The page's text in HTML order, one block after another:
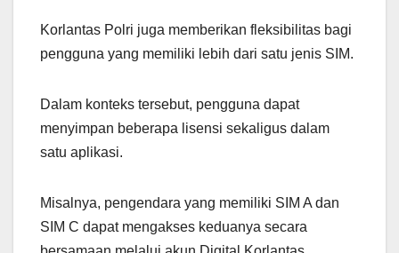
Korlantas Polri juga memberikan fleksibilitas bagi
pengguna yang memiliki lebih dari satu jenis SIM.
Dalam konteks tersebut, pengguna dapat
menyimpan beberapa lisensi sekaligus dalam
satu aplikasi.
Misalnya, pengendara yang memiliki SIM A dan
SIM C dapat mengakses keduanya secara